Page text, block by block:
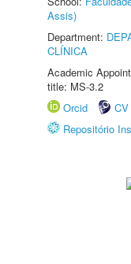
Assis)
Department:
CLÍNICA
Academic
title: MS-3.2
Orcid
Repositório